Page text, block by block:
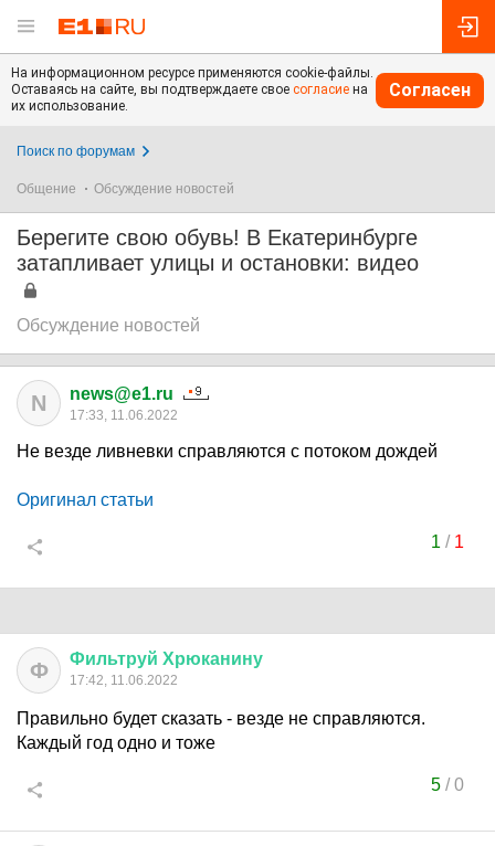
На информационном ресурсе применяются cookie-файлы.
Оставаясь на сайте, вы подтверждаете свое согласие на
их использование.
Согласен
Поиск по форумам
Общение Обсуждение новостей
Берегите свою обувь! В Екатеринбурге
затапливает улицы и остановки: видео
Обсуждение новостей
N news@e1.ru
17:33, 11.06.2022
Не везде ливневки справляются с потоком дождей
Оригинал статьи
1 / 1
Ф Фильтруй Хрюканину
17:42, 11.06.2022
Правильно будет сказать - везде не справляются.
Каждый год одно и тоже
5/0